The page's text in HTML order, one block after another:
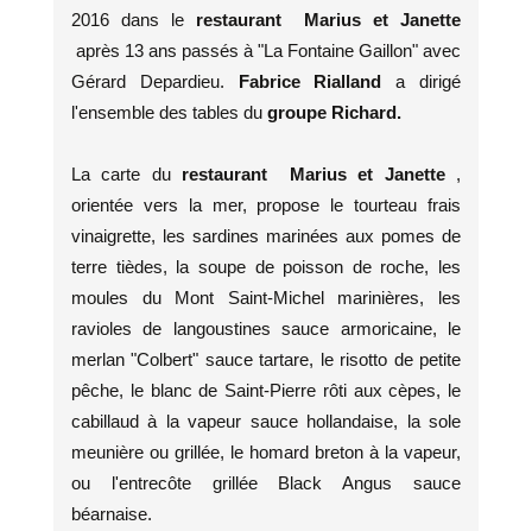
2016 dans le restaurant Marius et Janette
après 13 ans passés à "La Fontaine Gaillon" avec
Gérard Depardieu. Fabrice Riallanda dirigé
l'ensemble des tables du groupe Richard.
La carte du restaurant Marius et Janette ,
orientée vers la mer, propose le tourteau frais
vinaigrette, les sardines marinées aux pomes de
terre tièdes, la soupe de poisson de roche, les
moules du Mont Saint-Michel marinières, les
ravioles de langoustines sauce armoricaine, le
merlan "Colbert" sauce tartare, le risotto de petite
pêche, le blanc de Saint-Pierre rôti aux cèpes, le
cabillaud à la vapeur sauce hollandaise, la sole
meunière ou grillée, le homard breton à la vapeur,
ou l'entrecôte grillée Black Angus sauce
béarnaise.